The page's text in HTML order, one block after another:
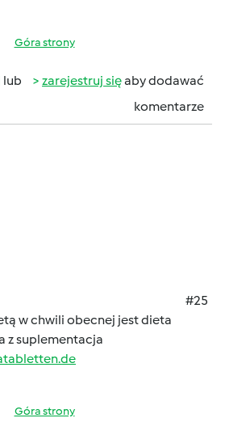
Góra strony
lub zarejestruj sięaby dodawać
komentarze
#25
w chwili obecnej jest dieta
z suplementacja
Góra strony